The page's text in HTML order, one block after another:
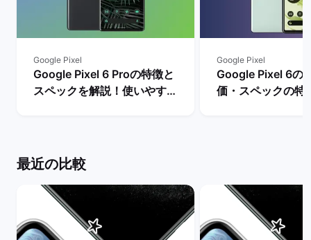
Google Pixel
Google Pixel 6 Proの特徴と
スペックを解説！使いやすさ
Google Pixel
Google Pixel 6の
価・スペックの特
最近の比較